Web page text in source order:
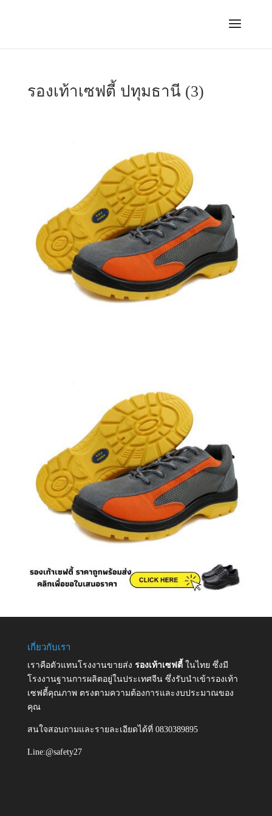
รองเท้าเซฟตี้ ปทุมธานี (3)
เกี่ยวกับเรา
เราคือตัวแทนโรงงานขายส่ง รองเท้าเซฟตี้ ในไทย ซึ่งมี
โรงงานฐานการผลิตอยู่ในประเทศจีน ซึ่งรับนำเข้ารองเท้า
เซฟตี้คุณภาพ ตรงตามความต้องการและงบประมาณของ
คุณ
สนใจสอบถามและรายละเอียดได้ที่ 0830389895
Line:@safety27